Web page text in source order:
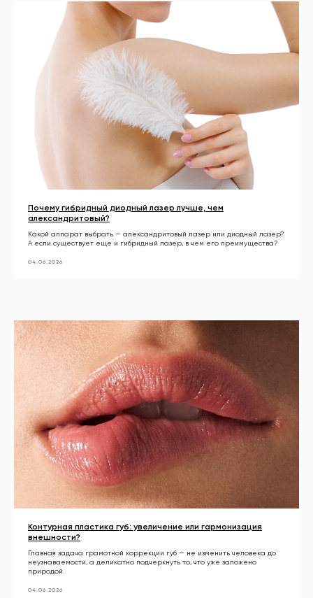
Почему гибридный диодный лазер лучше, чем
александритовый?
Какой аппарат выбрать — александритовый лазер или диодный лазер?
А если существует еще и гибридный лазер, в чем его преимущества?
04.06.2026
Контурная пластика губ: увеличение или гармонизация
внешности?
Главная задача грамотной коррекции губ — не изменить человека до
неузнаваемости, а деликатно подчеркнуть то, что уже заложено
природой.
04.06.2026